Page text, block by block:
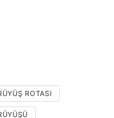
ROTASI